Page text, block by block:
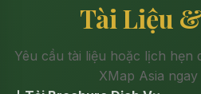
Tài Liệu
Yêu cầu tài liệu hoặc lịch hẹn
XMap Asia